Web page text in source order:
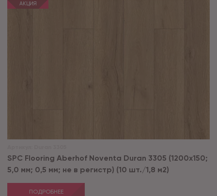
АКЦИЯ
SPC Flooring Aberhof Noventa Duran 3305 (1200х150;
5,0 мм; 0,5 мм; не в регистр) (10 шт./1,8 м2)
ПОДРОБНЕЕ